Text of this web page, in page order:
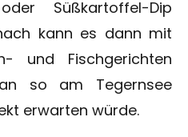
Süßkartoffel-Dip
kann es dann mit
und Fischgerichten
so am Tegernsee
erwarten würde.